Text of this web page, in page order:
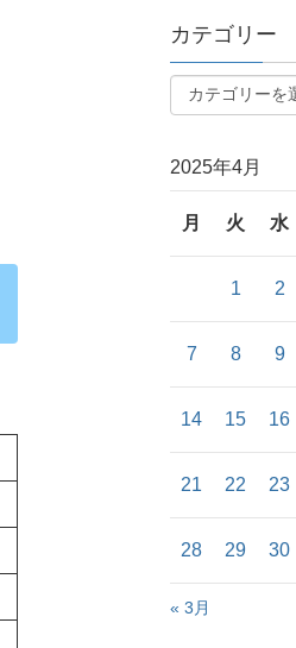
カテゴリー
2025年4月
月 火 水
1 2
7 8 9
14 15 16
21 22 23
28 29 30
« 3月